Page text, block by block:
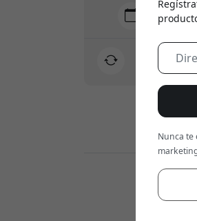
Derecho
Devoluciones
Nunca te